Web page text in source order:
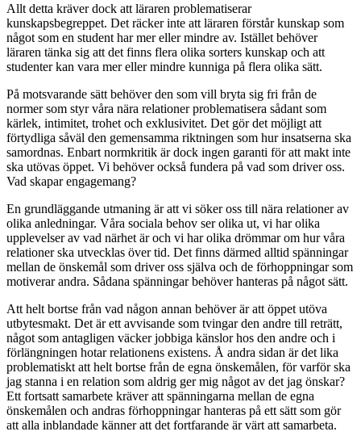
Allt detta kräver dock att läraren problematiserar
kunskapsbegreppet. Det räcker inte att läraren förstår kunskap som
något som en student har mer eller mindre av. Istället behöver
läraren tänka sig att det finns flera olika sorters kunskap och att
studenter kan vara mer eller mindre kunniga på flera olika sätt.
På motsvarande sätt behöver den som vill bryta sig fri från de
normer som styr våra nära relationer problematisera sådant som
kärlek, intimitet, trohet och exklusivitet. Det gör det möjligt att
förtydliga såväl den gemensamma riktningen som hur insatserna ska
samordnas. Enbart normkritik är dock ingen garanti för att makt inte
ska utövas öppet. Vi behöver också fundera på vad som driver oss.
Vad skapar engagemang?
En grundläggande utmaning är att vi söker oss till nära relationer av
olika anledningar. Våra sociala behov ser olika ut, vi har olika
upplevelser av vad närhet är och vi har olika drömmar om hur våra
relationer ska utvecklas över tid. Det finns därmed alltid spänningar
mellan de önskemål som driver oss själva och de förhoppningar som
motiverar andra. Sådana spänningar behöver hanteras på något sätt.
Att helt bortse från vad någon annan behöver är att öppet utöva
utbytesmakt. Det är ett avvisande som tvingar den andre till reträtt,
något som antagligen väcker jobbiga känslor hos den andre och i
förlängningen hotar relationens existens. Å andra sidan är det lika
problematiskt att helt bortse från de egna önskemålen, för varför ska
jag stanna i en relation som aldrig ger mig något av det jag önskar?
Ett fortsatt samarbete kräver att spänningarna mellan de egna
önskemålen och andras förhoppningar hanteras på ett sätt som gör
att alla inblandade känner att det fortfarande är värt att samarbeta.